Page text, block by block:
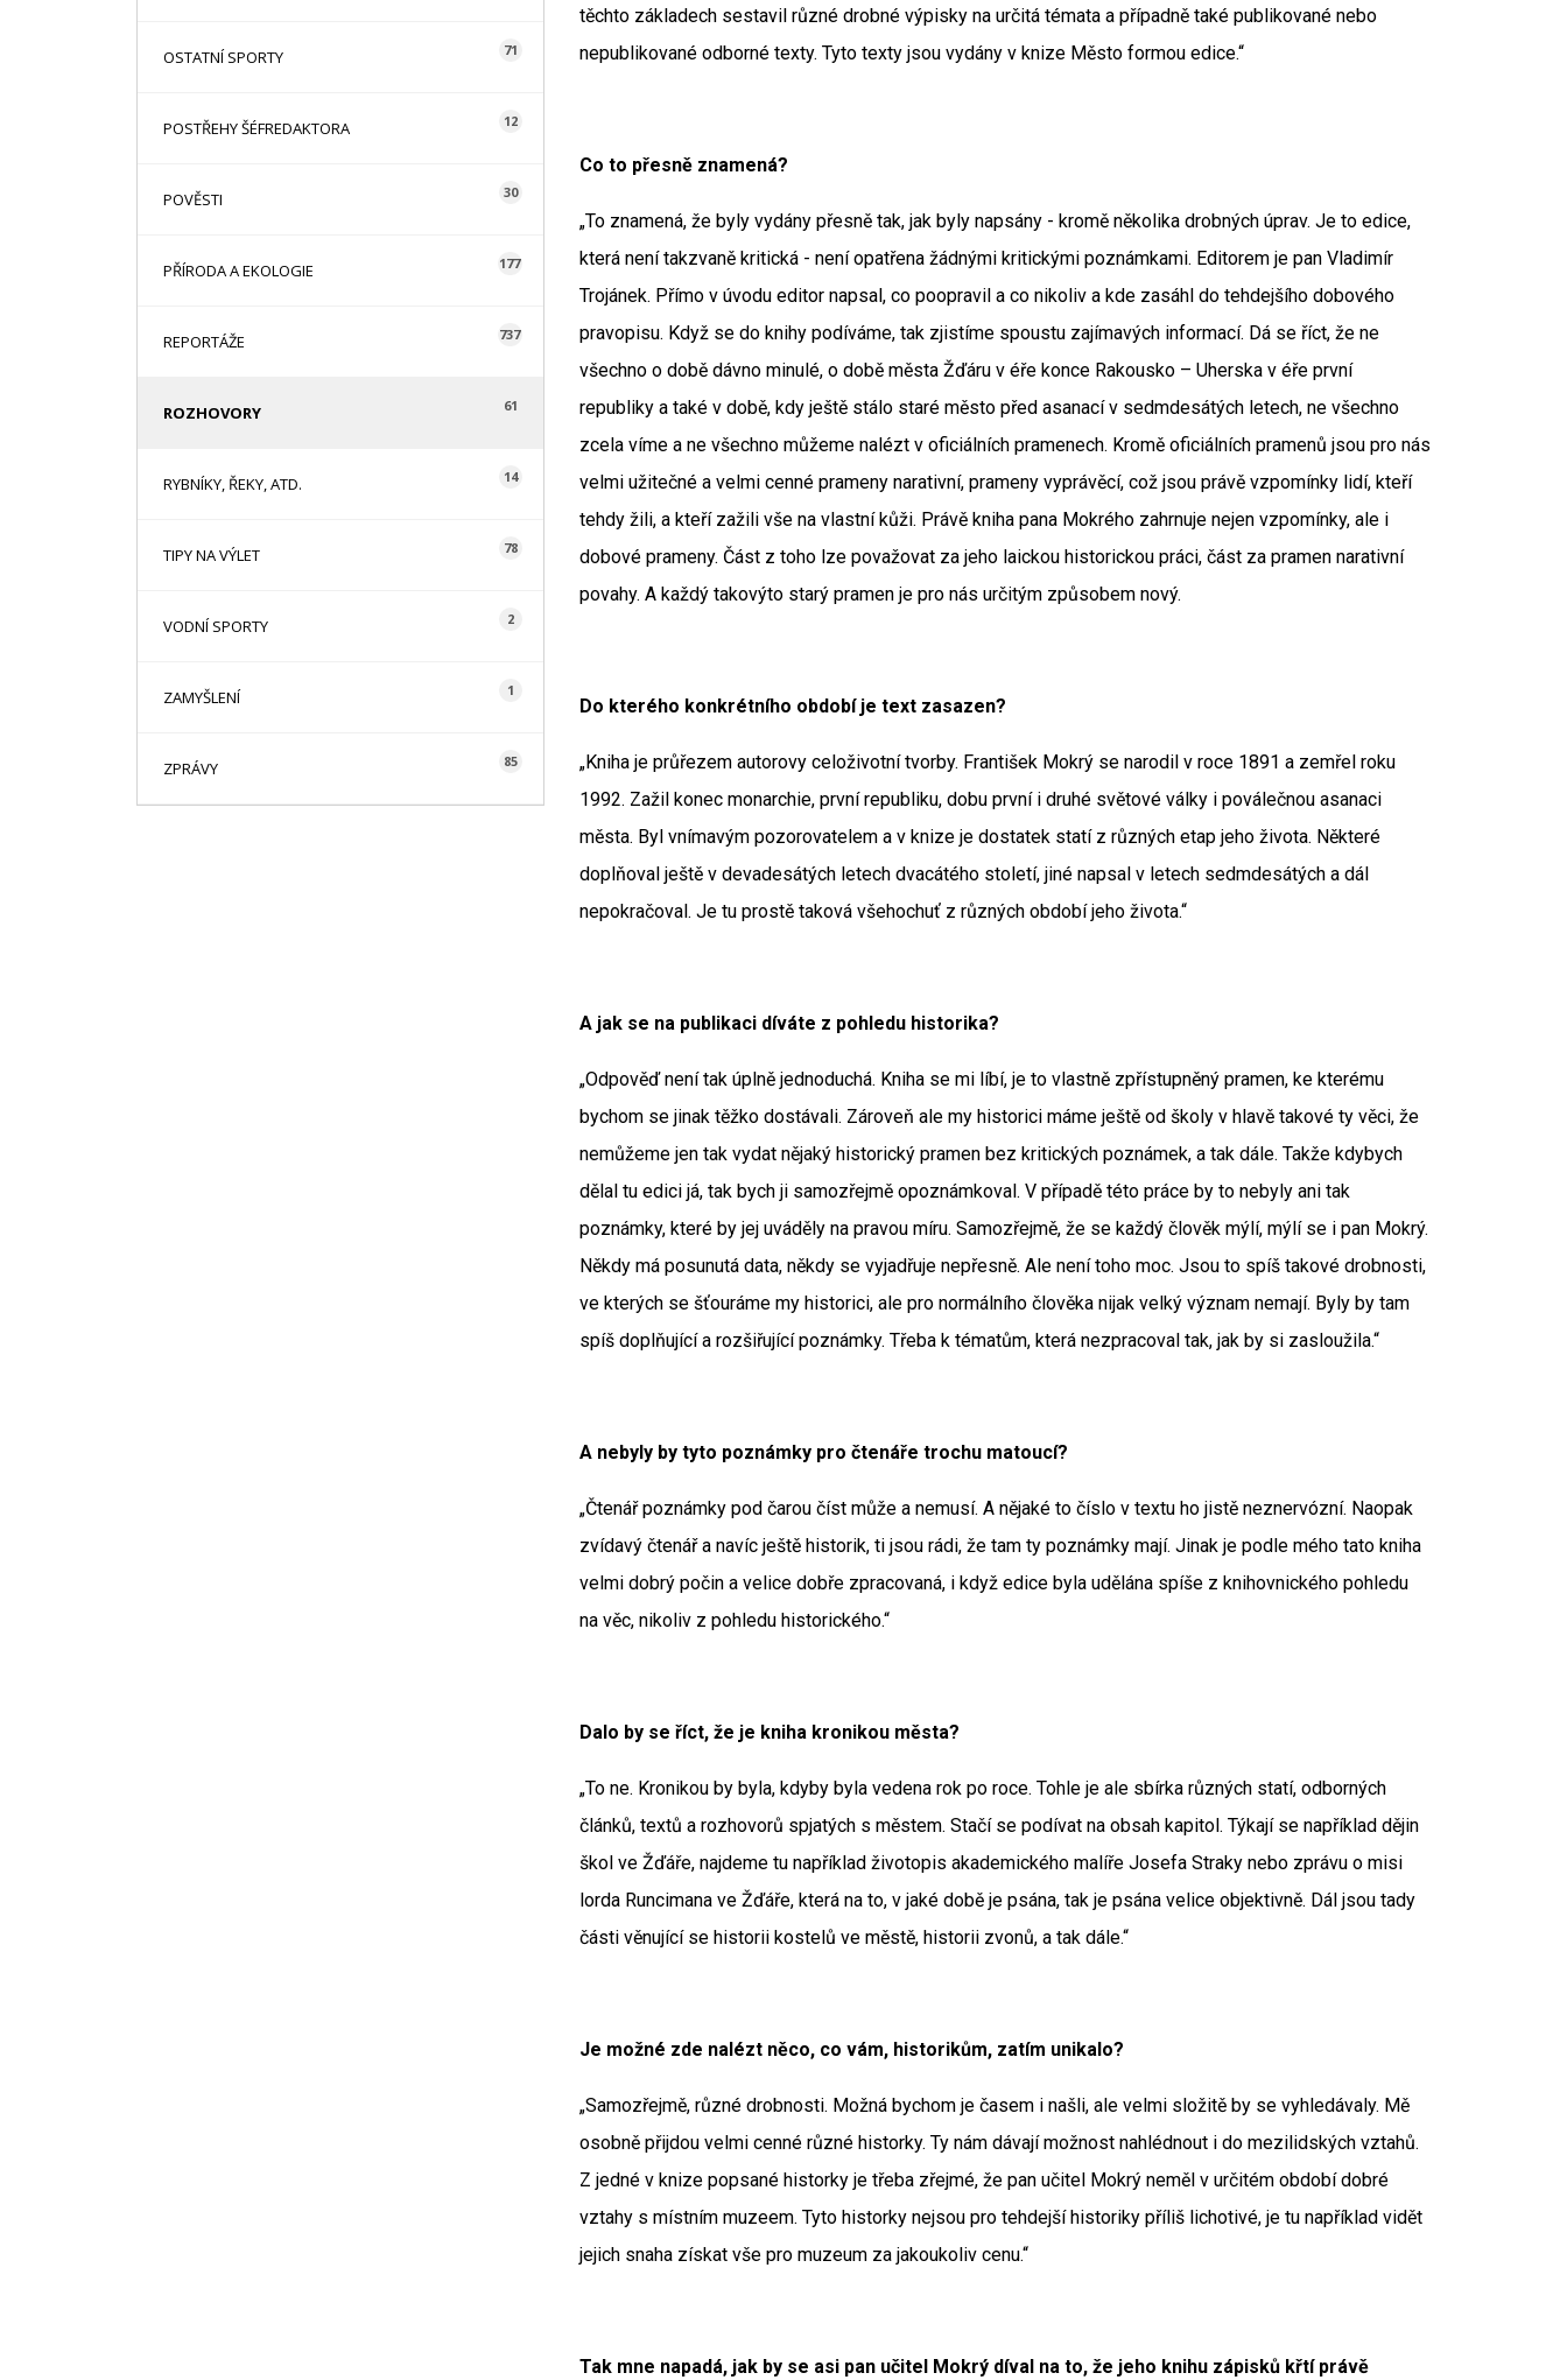
OSTATNÍ SPORTY 71
POSTŘEHY ŠÉFREDAKTORA 12
POVĚSTI 30
PŘÍRODA A EKOLOGIE 177
REPORTÁŽE 737
ROZHOVORY 61
RYBNÍKY, ŘEKY, ATD. 14
TIPY NA VÝLET 78
VODNÍ SPORTY 2
ZAMYŠLENÍ 1
ZPRÁVY 85
těchto základech sestavil různé drobné výpisky na určitá témata a případně také publikované nebo
nepublikované odborné texty. Tyto texty jsou vydány v knize Město formou edice.“
Co to přesně znamená?
„To znamená, že byly vydány přesně tak, jak byly napsány - kromě několika drobných úprav. Je to edice,
která není takzvaně kritická - není opatřena žádnými kritickými poznámkami. Editorem je pan Vladimír
Trojánek. Přímo v úvodu editor napsal, co poopravil a co nikoliv a kde zasáhl do tehdejšího dobového
pravopisu. Když se do knihy podíváme, tak zjistíme spoustu zajímavých informací. Dá se říct, že ne
všechno o době dávno minulé, o době města Žďáru v éře konce Rakousko – Uherska v éře první
republiky a také v době, kdy ještě stálo staré město před asanací v sedmdesátých letech, ne všechno
zcela víme a ne všechno můžeme nalézt v oficiálních pramenech. Kromě oficiálních pramenů jsou pro nás
velmi užitečné a velmi cenné prameny narativní, prameny vyprávěcí, což jsou právě vzpomínky lidí, kteří
tehdy žili, a kteří zažili vše na vlastní kůži. Právě kniha pana Mokrého zahrnuje nejen vzpomínky, ale i
dobové prameny. Část z toho lze považovat za jeho laickou historickou práci, část za pramen narativní
povahy. A každý takovýto starý pramen je pro nás určitým způsobem nový.
Do kterého konkrétního období je text zasazen?
„Kniha je průřezem autorovy celoživotní tvorby. František Mokrý se narodil v roce 1891 a zemřel roku
1992. Zažil konec monarchie, první republiku, dobu první i druhé světové války i poválečnou asanaci
města. Byl vnímavým pozorovatelem a v knize je dostatek statí z různých etap jeho života. Některé
doplňoval ještě v devadesátých letech dvacátého století, jiné napsal v letech sedmdesátých a dál
nepokračoval. Je tu prostě taková všehochuť z různých období jeho života.“
A jak se na publikaci díváte z pohledu historika?
„Odpověď není tak úplně jednoduchá. Kniha se mi líbí, je to vlastně zpřístupněný pramen, ke kterému
bychom se jinak těžko dostávali. Zároveň ale my historici máme ještě od školy v hlavě takové ty věci, že
nemůžeme jen tak vydat nějaký historický pramen bez kritických poznámek, a tak dále. Takže kdybych
dělal tu edici já, tak bych ji samozřejmě opoznámkoval. V případě této práce by to nebyly ani tak
poznámky, které by jej uváděly na pravou míru. Samozřejmě, že se každý člověk mýlí, mýlí se i pan Mokrý.
Někdy má posunutá data, někdy se vyjadřuje nepřesně. Ale není toho moc. Jsou to spíš takové drobnosti,
ve kterých se šťouráme my historici, ale pro normálního člověka nijak velký význam nemají. Byly by tam
spíš doplňující a rozšiřující poznámky. Třeba k tématům, která nezpracoval tak, jak by si zasloužila.“
A nebyly by tyto poznámky pro čtenáře trochu matoucí?
„Čtenář poznámky pod čarou číst může a nemusí. A nějaké to číslo v textu ho jistě neznervózní. Naopak
zvídavý čtenář a navíc ještě historik, ti jsou rádi, že tam ty poznámky mají. Jinak je podle mého tato kniha
velmi dobrý počin a velice dobře zpracovaná, i když edice byla udělána spíše z knihovnického pohledu
na věc, nikoliv z pohledu historického.“
Dalo by se říct, že je kniha kronikou města?
„To ne. Kronikou by byla, kdyby byla vedena rok po roce. Tohle je ale sbírka různých statí, odborných
článků, textů a rozhovorů spjatých s městem. Stačí se podívat na obsah kapitol. Týkají se například dějin
škol ve Žďáře, najdeme tu například životopis akademického malíře Josefa Straky nebo zprávu o misi
lorda Runcimana ve Žďáře, která na to, v jaké době je psána, tak je psána velice objektivně. Dál jsou tady
části věnující se historii kostelů ve městě, historii zvonů, a tak dále.“
Je možné zde nalézt něco, co vám, historikům, zatím unikalo?
„Samozřejmě, různé drobnosti. Možná bychom je časem i našli, ale velmi složitě by se vyhledávaly. Mě
osobně přijdou velmi cenné různé historky. Ty nám dávají možnost nahlédnout i do mezilidských vztahů.
Z jedné v knize popsané historky je třeba zřejmé, že pan učitel Mokrý neměl v určitém období dobré
vztahy s místním muzeem. Tyto historky nejsou pro tehdejší historiky příliš lichotivé, je tu například vidět
jejich snaha získat vše pro muzeum za jakoukoliv cenu.“
Tak mne napadá, jak by se asi pan učitel Mokrý díval na to, že jeho knihu zápisků křtí právě